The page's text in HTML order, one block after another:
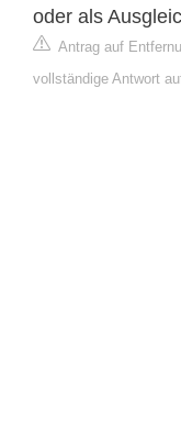
oder als
Antrag auf
vollständige Antwort